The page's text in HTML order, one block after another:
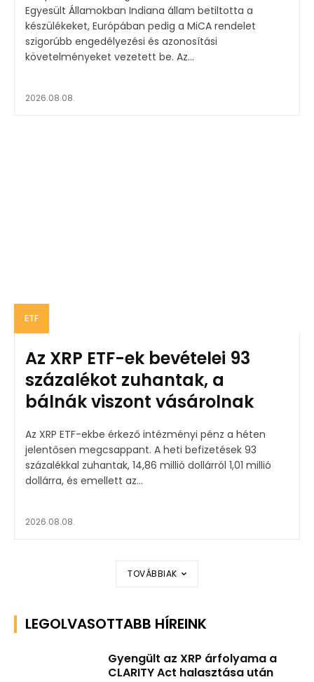
Egyesült Államokban Indiana állam betiltotta a
készülékeket, Európában pedig a MiCA rendelet
szigorúbb engedélyezési és azonosítási
követelményeket vezetett be. Az...
2026.08.08.
ETF
Az XRP ETF-ek bevételei 93
százalékot zuhantak, a
bálnák viszont vásárolnak
Az XRP ETF-ekbe érkező intézményi pénz a héten
jelentősen megcsappant. A heti befizetések 93
százalékkal zuhantak, 14,86 millió dollárról 1,01 millió
dollárra, és emellett az...
2026.08.08.
TOVÁBBIAK
LEGOLVASOTTABB HÍREINK
Gyengült az XRP árfolyama a
CLARITY Act halasztása után